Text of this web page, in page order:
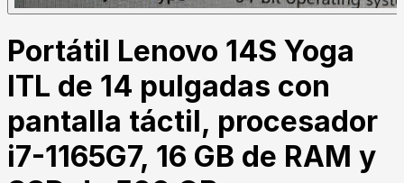
Portátil Lenovo 14S Yoga
ITL de 14 pulgadas con
pantalla táctil, procesador
i7-1165G7, 16 GB de RAM y